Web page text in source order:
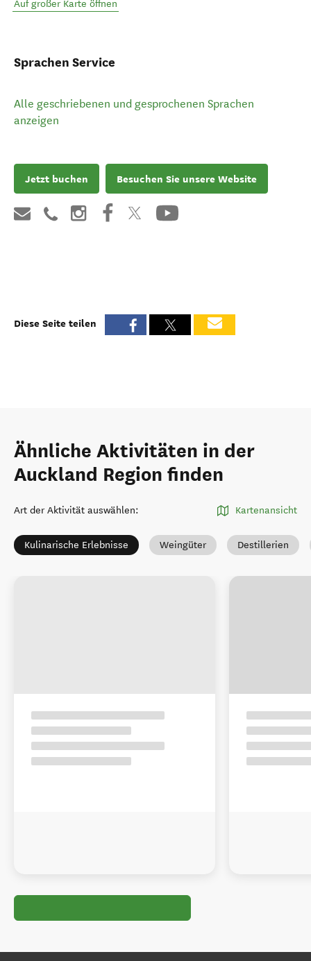
Auf großer Karte öffnen
Sprachen Service
Alle geschriebenen und gesprochenen Sprachen
anzeigen
Jetzt buchen Besuchen Sie unsere Website
Diese Seite teilen
Ähnliche Aktivitäten in der
Auckland Region finden
Art der Aktivität auswählen: Kartenansicht
Kulinarische Erlebnisse Weingüter Destillerien